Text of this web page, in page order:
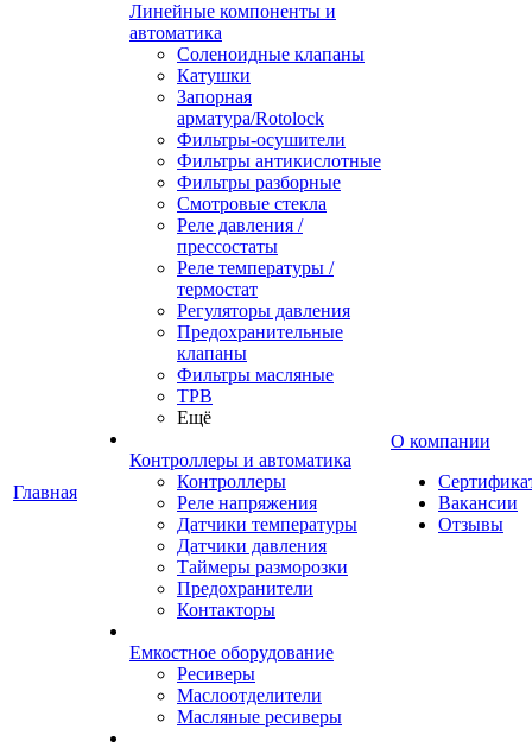
Главная
Линейные компоненты и
автоматика
Соленоидные клапаны
Катушки
Запорная
арматура/Rotolock
Фильтры-осушители
Фильтры антикислотные
Фильтры разборные
Смотровые стекла
Реле давления /
прессостаты
Реле температуры /
термостат
Регуляторы давления
Предохранительные
клапаны
Фильтры масляные
ТРВ
Ещё
Контроллеры и автоматика
Контроллеры
Реле напряжения
Датчики температуры
Датчики давления
Таймеры разморозки
Предохранители
Контакторы
Емкостное оборудование
Ресиверы
Маслоотделители
Масляные ресиверы
О компании
Вакансии
Отзывы